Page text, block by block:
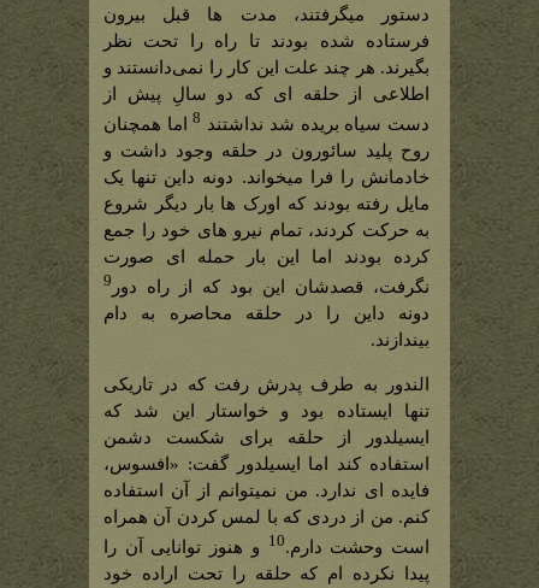
دستور میگرفتند، مدت ها قبل بیرون
فرستاده شده بودند تا راه را تحت نظر
بگیرند. هر چند علت این کار را نمی‌دانستند و
اطلاعی از حلقه ای که دو سالِ پیش از
دست سیاه بریده شد نداشتند 8اما همچنان
روح پلید سائورون در حلقه وجود داشت و
خادمانش را فرا میخواند. دونه داین تنها یک
مایل رفته بودند که اورک ها بار دیگر شروع
به حرکت کردند، تمام نیرو های خود را جمع
کرده بودند اما این بار حمله ای صورت
نگرفت، قصدشان این بود که از راه دور 9
دونه داین را در حلقه محاصره به دام
بیندازند.
الندور به طرف پدرش رفت که در تاریکی
تنها ایستاده بود و خواستار این شد که
ایسیلدور از حلقه برای شکست دشمن
استفاده کند اما ایسیلدور گفت: «افسوس،
فایده ای ندارد. من نمیتوانم از آن استفاده
کنم. من از دردی که با لمس کردن آن همراه
است وحشت دارم.10
و هنوز توانایی آن را
پیدا نکرده ام که حلقه را تحت اراده خود